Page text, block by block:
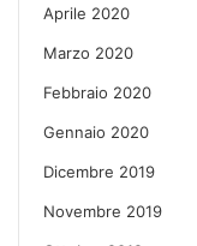
Aprile 2020
Marzo 2020
Febbraio 2020
Gennaio 2020
Dicembre 2019
Novembre 2019